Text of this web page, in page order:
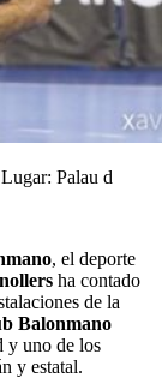
Lugar: Palau d
, el deporte
ha contado
de la
Balonmano
y uno de los
y estatal.